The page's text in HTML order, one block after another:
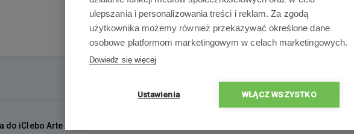
Szczotka boczna
(L) do iClebo Arte
do iClebo Arte
ulepszania i personalizowania treści i reklam. Za zgodą
użytkownika możemy również przekazywać określone dane
osobowe platformom marketingowym w celach marketingowych.
Dowiedz się więcej
Ustawienia WŁĄCZ WSZYSTKO